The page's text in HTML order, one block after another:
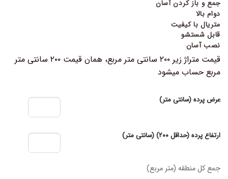
جمع و باز کردن آسان
دوام بالا
متریال با کیفیت
قابل شستشو
نصب آسان
قیمت متراژ زیر ۲۰۰ سانتی متر مربع، همان قیمت ۲۰۰ سانتی متر
مربع حساب میشود
عرض پرده (سانتی متر)
ارتفاع پرده (حداقل ۲۰۰) (سانتی متر)
جمع کل منطقه (متر مربع)